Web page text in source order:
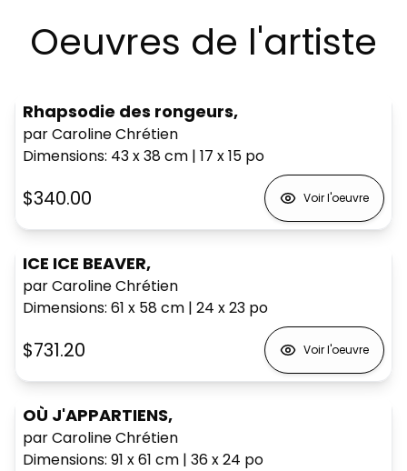
Oeuvres de l'artiste
Rhapsodie des rongeurs,
par Caroline Chrétien
Dimensions: 43 x 38cm | 17 x 15 po
$340.00 Voir l'oeuvre
ICE ICE BEAVER,
par Caroline Chrétien
Dimensions: 61 x 58cm | 24 x 23 po
$731.20 Voir l'oeuvre
OÙ J'APPARTIENS,
par Caroline Chrétien
Dimensions: 91 x 61 cm | 36 x 24 po